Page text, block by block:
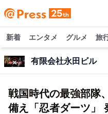
新着 エンタメ グルメ 旅
有限会社永田ビル
戦国時代の最強部隊
備え「忍者ダーツ」